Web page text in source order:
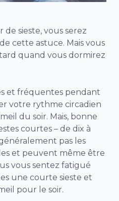
sieste, vous serez
cette astuce. Mais vous
quand vous dormirez
et fréquentes pendant
votre rythme circadien
du soir. Mais, bonne
courtes – de dix à
pas les
et peuvent même être
vous sentez fatigué
une courte sieste et
pour le soir.